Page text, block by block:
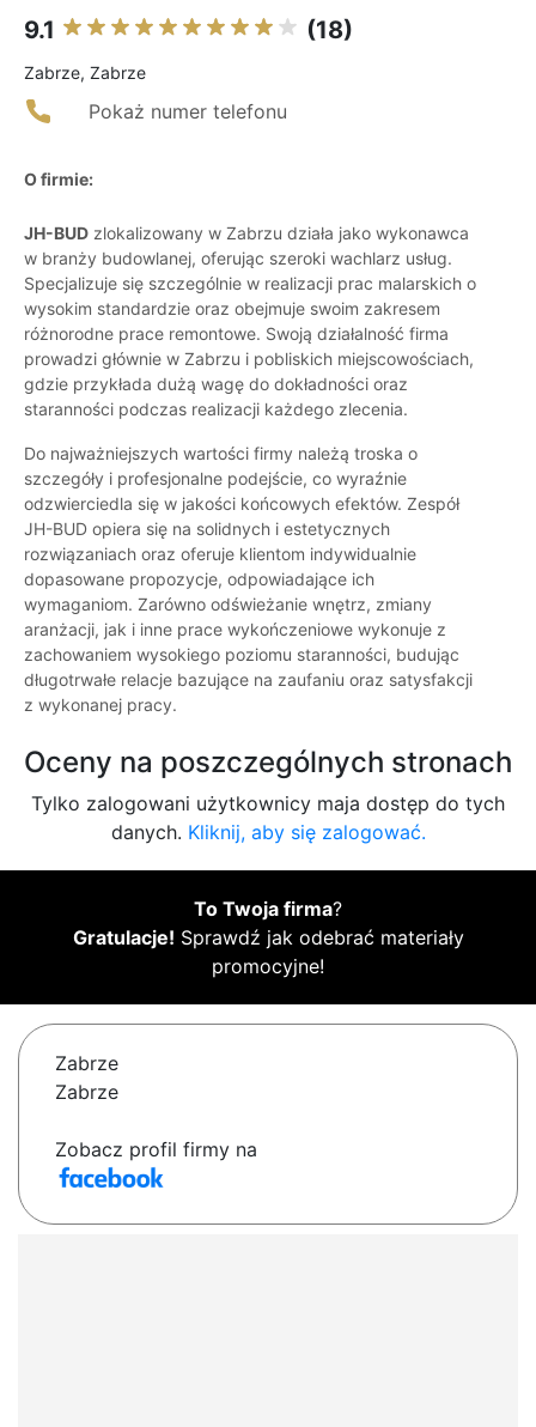
9.1 (18)
Zabrze, Zabrze
Pokaż numer telefonu
O firmie:
JH-BUD zlokalizowany w Zabrzu działa jako wykonawca
w branży budowlanej, oferując szeroki wachlarz usług.
Specjalizuje się szczególnie w realizacji prac malarskich o
wysokim standardzie oraz obejmuje swoim zakresem
różnorodne prace remontowe. Swoją działalność firma
prowadzi głównie w Zabrzu i pobliskich miejscowościach,
gdzie przykłada dużą wagę do dokładności oraz
staranności podczas realizacji każdego zlecenia.
Do najważniejszych wartości firmy należą troska o
szczegóły i profesjonalne podejście, co wyraźnie
odzwierciedla się w jakości końcowych efektów. Zespół
JH-BUD opiera się na solidnych i estetycznych
rozwiązaniach oraz oferuje klientom indywidualnie
dopasowane propozycje, odpowiadające ich
wymaganiom. Zarówno odświeżanie wnętrz, zmiany
aranżacji, jak i inne prace wykończeniowe wykonuje z
zachowaniem wysokiego poziomu staranności, budując
długotrwałe relacje bazujące na zaufaniu oraz satysfakcji
z wykonanej pracy.
Oceny na poszczególnych stronach
Tylko zalogowani użytkownicy maja dostęp do tych
danych. Kliknij, aby się zalogować.
To Twoja firma?
Gratulacje! Sprawdź jak odebrać materiały
promocyjne!
Zabrze
Zabrze
Zobacz profil firmy na